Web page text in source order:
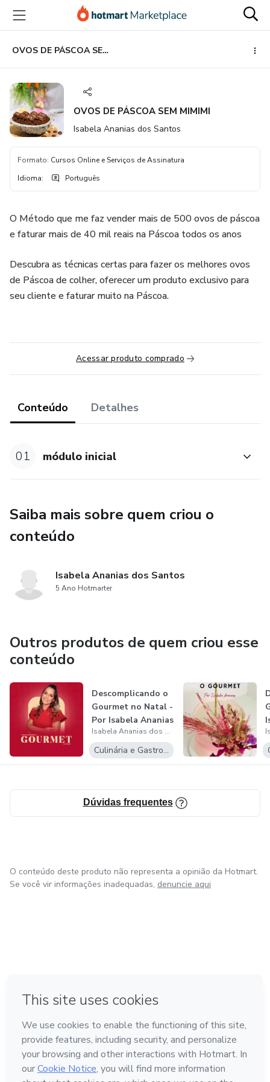
para
conteúdo
principal
para
pagamento
para
rodapé
OVOS DE PÁSCOA SEM MIMIMI
OVOS DE PÁSCOA SEM MIMIMI
Isabela Ananias dos Santos
Formato: Cursos Online e Serviços de Assinatura
Idioma: Português
O Método que me faz vender mais de 500 ovos de páscoa
e faturar mais de 40 mil reais na Páscoa todos os anos
Descubra as técnicas certas para fazer os melhores ovos
de Páscoa de colher, oferecer um produto exclusivo para
seu cliente e faturar muito na Páscoa.
Acessar produto comprado
Conteúdo Detalhes
01 módulo inicial
Saiba mais sobre quem criou o
conteúdo
Isabela Ananias dos Santos
5 Ano Hotmarter
Outros produtos de quem criou esse
conteúdo
Descomplicando o
Gourmet no Natal -
Por Isabela Ananias
Isabela Ananias dos Santos
Culinária e Gastronomia
Dúvidas frequentes
O conteúdo deste produto não representa a opinião da Hotmart.
Se você vir informações inadequadas, denuncie aqui
Feito com ❤ na Cidade do México
Conheça a Hotmart